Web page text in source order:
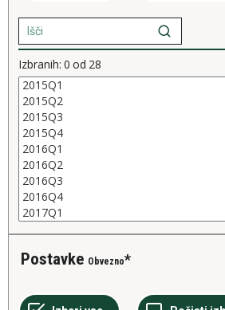
Izbranih: 0 od 28
Postavke Obvezno